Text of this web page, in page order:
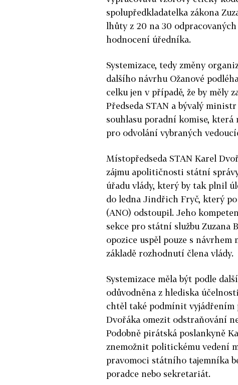
spolupředkladatelka zákona
lhůty z 20 na 30
hodnocení úředníka.
Systemizace, tedy změny
dalšího návrhu Ožanové
celku jen v případě, že by měly
Předseda STAN a bývalý
souhlasu poradní komise,
pro odvolání vybraných
Místopředseda STAN Karel
zájmu apolitičnosti státní
úřadu vlády, který by tak plnil
do ledna Jindřich Fryč, který
(ANO) odstoupil. Jeho
sekce pro státní službu Zuzana
opozice uspěl pouze s
základě rozhodnutí člena vlády.
Systemizace měla být podle
odůvodněna z hlediska
chtěl také podmínit vyjádřením
Dvořáka omezit odstraňování
Podobně pirátská poslankyně
znemožnit politickému vedení
pravomoci státního tajemníka
poradce nebo sekretariát.